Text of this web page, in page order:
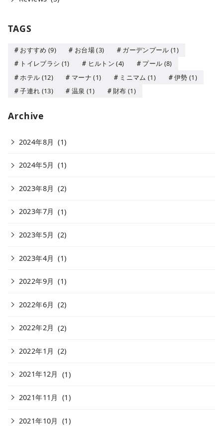
TAGS
おすすめ (9) お台場(3) ガーデンプール (1)
トイレブラシ (1) ヒルトン (4) プール (8)
ホテル (12) マーナ (1) ミニマム (1) 伊勢 (1)
子連れ (13) 温泉 (1) 財布 (1)
Archive
2024年8月 (1)
2024年5月 (1)
2023年8月 (2)
2023年7月 (1)
2023年5月 (2)
2023年4月 (1)
2022年9月 (1)
2022年6月 (2)
2022年2月 (2)
2022年1月 (2)
2021年12月 (1)
2021年11月 (1)
2021年10月 (1)